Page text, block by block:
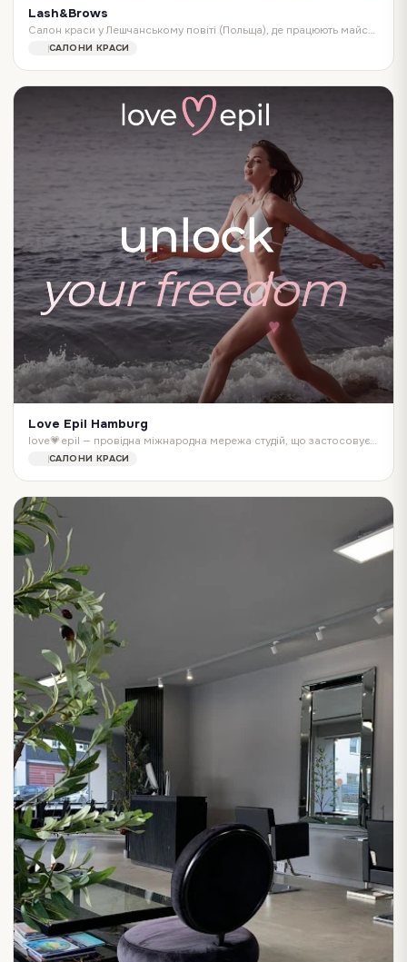
Lash&Brows
Салон краси у Лешчанському повіті (Польща), де працюють майстрині-українки. Спеціалізація закладу відображена в назві: послуги з оформлення та нарощування вій (…
САЛОНИ КРАСИ
Love Epil Hamburg
love💗epil — провідна міжнародна мережа студій, що застосовує унікальні лазерні технології для видалення небажаного волосся.
САЛОНИ КРАСИ